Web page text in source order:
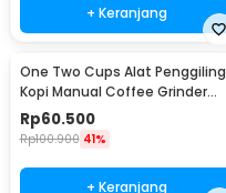
+ Keranjang
One Two Cups Alat Penggiling
Kopi Manual Coffee Grinder
Adjustable - RHNHA0176
Rp60.500
Rp100.900 41%
+ Keranjang